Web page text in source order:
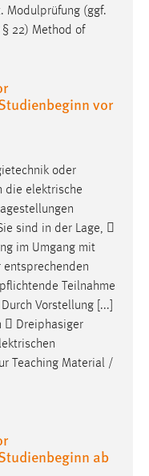
Modulprüfung (ggf.
§ 22) Method of
vor
oder
die elektrische
sind in der Lage, 
im Umgang mit
entsprechenden
Teilnahme
Vorstellung [...]
 Dreiphasiger
Teaching Material /
ab